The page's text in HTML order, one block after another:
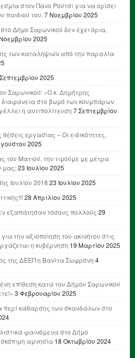
στον Πάνο Ρούτσι για να ορίσει
παιδιού του. 7 Νοεμβρίου 2025
Δήμο Σαρωνικού δεν έχει όρια,
2025
των καταληψιών από την παραλία
2025
Σαρωνικού: «Ο κ. Δημήτρης
στο βωμό των κουμπάρων
η αντιπολίτευση 7 Σεπτεμβρίου
εργασίας – Οι ειδικότητες,
2025
του Ματιού, την τιμούμε με μέτρα
μας;23 Ιουλίου 2025
Ιουλίου 2018 23 Ιουλίου 2025
28 Απριλίου 2025
εξαπάτησαν τόσους πολλούς 29
την αξιοποίηση του ακινήτου στις
η κυβέρνηση 19 Μαρτίου 2025
της ΔΕΕΠ η Βανίτα Σωφρόνη 4
επίθεση κατά του Δήμου Σαρωνικού
3 Φεβρουαρίου 2025
κάθαρσης των σκανδάλων στο
φαινόμενα στο Δήμο
αμνησία 18 Οκτωβρίου 2024